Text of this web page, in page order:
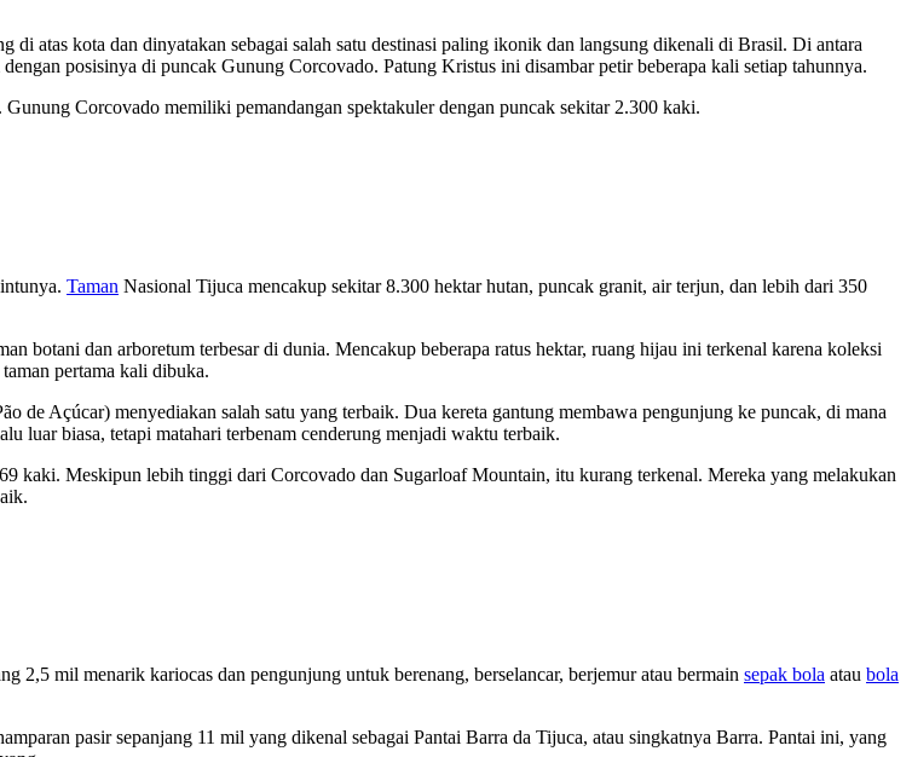
atas kota dan dinyatakan sebagai salah satu destinasi paling ikonik dan langsung dikenali di Brasil. Di antara
posisinya di puncak Gunung Corcovado. Patung Kristus ini disambar petir beberapa kali setiap tahunnya.
Corcovado memiliki pemandangan spektakuler dengan puncak sekitar 2.300 kaki.
Taman Nasional Tijuca mencakup sekitar 8.300 hektar hutan, puncak granit, air terjun, dan lebih dari 350
botani dan arboretum terbesar di dunia. Mencakup beberapa ratus hektar, ruang hijau ini terkenal karena koleksi
pertama kali dibuka.
Açúcar) menyediakan salah satu yang terbaik. Dua kereta gantung membawa pengunjung ke puncak, di mana
luar biasa, tetapi matahari terbenam cenderung menjadi waktu terbaik.
kaki. Meskipun lebih tinggi dari Corcovado dan Sugarloaf Mountain, itu kurang terkenal. Mereka yang melakukan
2,5 mil menarik kariocas dan pengunjung untuk berenang, berselancar, berjemur atau bermain sepak bola atau bola
pasir sepanjang 11 mil yang dikenal sebagai Pantai Barra da Tijuca, atau singkatnya Barra. Pantai ini, yang